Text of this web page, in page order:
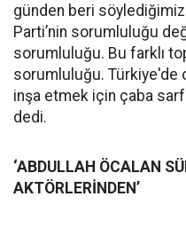
günden beri söylediğimiz
Parti’nin sorumluluğu
sorumluluğu. Bu farklı
sorumluluğu.
inşa etmek için çaba
dedi.
‘ABDULLAH ÖCALAN
AKTÖRLERİNDEN’